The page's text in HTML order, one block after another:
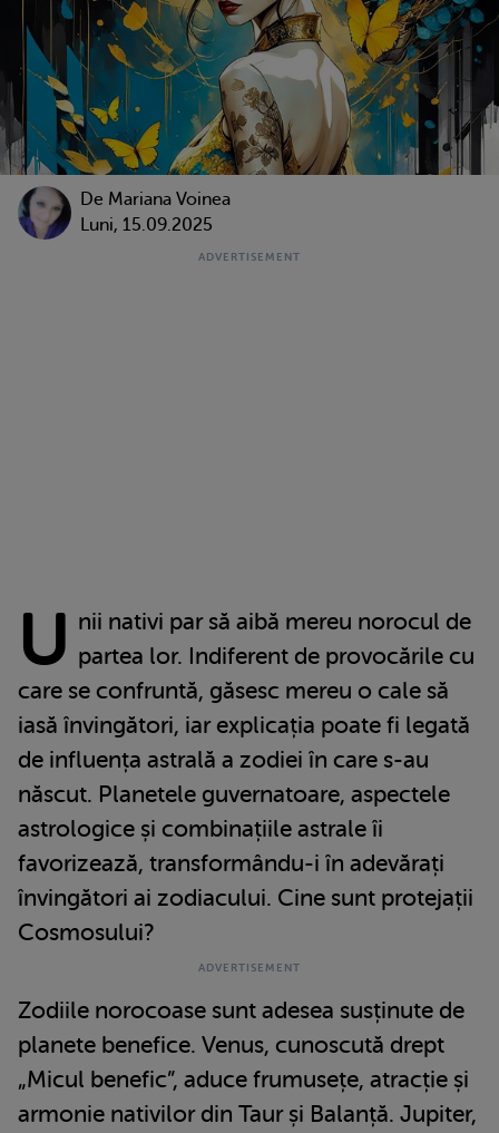
De Mariana Voinea
Luni, 15.09.2025
U nii nativi par să aibă mereu norocul de
partea lor. Indiferent de provocările cu
care se confruntă, găsesc mereu o cale să
iasă învingători, iar explicația poate fi legată
de influența astrală a zodiei în care s-au
născut. Planetele guvernatoare, aspectele
astrologice și combinațiile astrale îi
favorizează, transformându-i în adevărați
învingători ai zodiacului. Cine sunt protejații
Cosmosului?
Zodiile norocoase sunt adesea susținute de
planete benefice. Venus, cunoscută drept
„Micul benefic”, aduce frumusețe, atracție și
armonie nativilor din Taur și Balanță. Jupiter,